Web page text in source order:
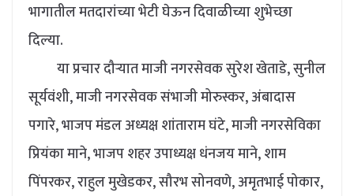
भागातील मतदारांच्या भेटी घेऊन दिवाळीच्या शुभेच्छा
दिल्या.
या प्रचार दौऱ्यात माजी नगरसेवक सुरेश खेताडे, सुनील
सूर्यवंशी, माजी नगरसेवक संभाजी मोरुस्कर, अंबादास
पगारे, भाजप मंडल अध्यक्ष शांताराम घंटे, माजी नगरसेविका
प्रियंका माने, भाजप शहर उपाध्यक्ष धंनजय माने, शाम
पिंपरकर, राहुल मुखेडकर, सौरभ सोनवणे, अमृतभाई पोकार,